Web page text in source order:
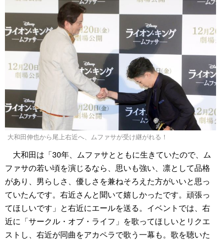
大和田伸也から尾上右近へ、ムファサが受け継がれる！
大和田は「30年、ムファサとともに生きていたので、ム
ファサの若い頃を演じるなら、思いも強い、凛として品格
があり、男らしさ、優しさを兼ねそろえた方がいいと思っ
ていたんです。右近さんと聞いて嬉しかったです。頑張っ
てほしいです」と右近にエールを送る。イベントでは、右
近に「サークル・オブ・ライフ」を歌ってほしいとリクエ
ストし、右近が同曲をアカペラで歌う一幕も。歌を聴いた